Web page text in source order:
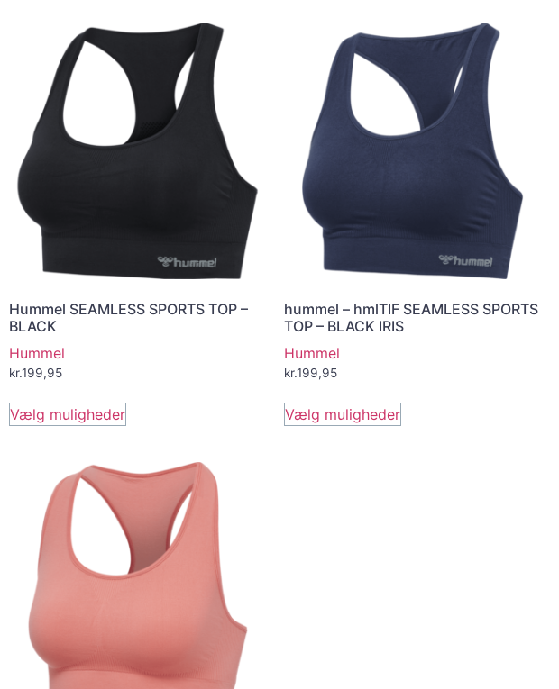
Hummel SEAMLESS SPORTS TOP –
BLACK
Hummel
kr.199,95
Vælg muligheder
hummel – hmlTIF SEAMLESS SPORTS
TOP – BLACK IRIS
Hummel
kr.199,95
Vælg muligheder